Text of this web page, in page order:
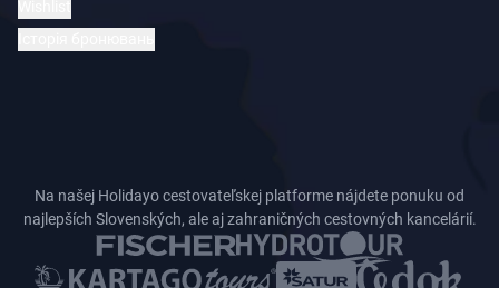
Na našej Holidayo cestovateľskej platforme nájdete ponuku od
najlepších Slovenských, ale aj zahraničných cestovných kancelárií.